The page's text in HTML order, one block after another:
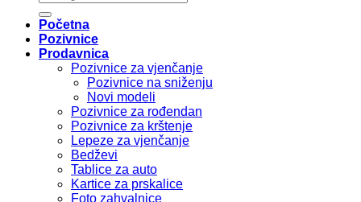
Početna
Pozivnice
Prodavnica
Pozivnice za vjenčanje
Pozivnice na sniženju
Novi modeli
Pozivnice za rođendan
Pozivnice za krštenje
Lepeze za vjenčanje
Bedževi
Tablice za auto
Kartice za prskalice
Foto zahvalnice